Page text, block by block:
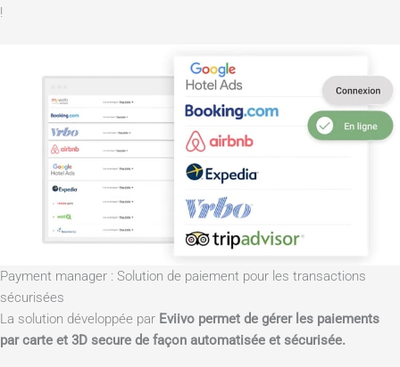
!
Payment manager : Solution de paiement pour les transactions
sécurisées
La solution développée par Eviivo permet de gérer les paiements
par carte et 3D secure de façon automatisée et sécurisée.